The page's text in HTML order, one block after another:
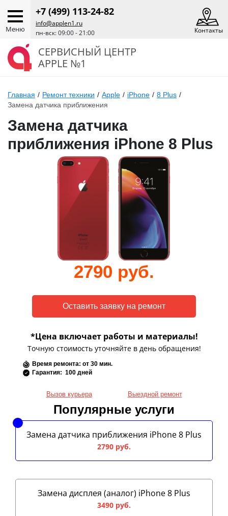
Меню
+7 (499) 113-24-82
info@applen1.ru
пн-вск: 09:00 - 21:00
Контакты
СЕРВИСНЫЙ ЦЕНТР
APPLE №1
Главная / Ремонт техники / Apple / iPhone / 8 Plus /
Замена датчика приближения
Замена датчика
приближения iPhone 8 Plus
2790 руб.
*Цена включает работы и материалы!
Точную стоимость уточняйте в день обращения!
Время ремонта: от 30 мин.
Гарантия: 100 дней
Вызов курьера Выездной ремонт
Популярные услуги
Замена датчика приближения iPhone 8 Plus
2790 руб.
Замена дисплея (аналог) iPhone 8 Plus
3490 руб.